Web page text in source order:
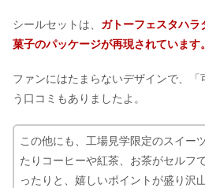
シールセットは、 ガトーフェスタハラ
菓子のパッケージが再現されています。
ファンにはたまらないデザインで、
う口コミもありましたよ。
この他にも、工場見学限定のスイー
たりコーヒーや紅茶、お茶がセルフ
ったりと、嬉しいポイントが盛り沢山